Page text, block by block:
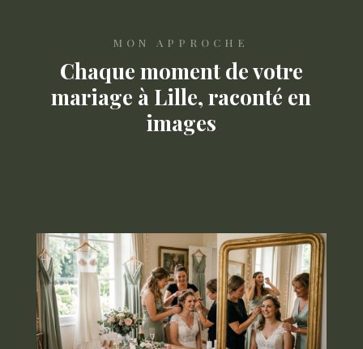
MON APPROCHE
Chaque moment de votre
mariage à Lille, raconté en
images